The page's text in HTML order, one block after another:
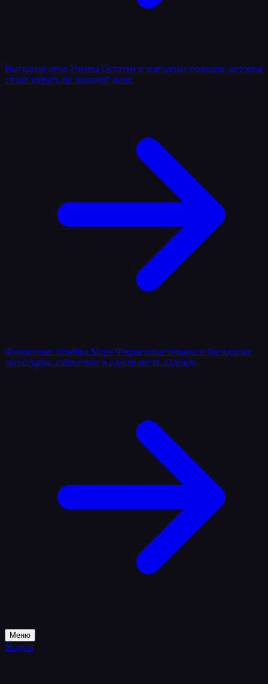
Выгодная цена Уценка Остатки и выгодные позиции, которые
стоит забрать по хорошей цене.
Фирменная линейка Мерч Фирменные товары и брендовые
аксессуары, собранные в одном месте. Одежда
Меню
Услуги